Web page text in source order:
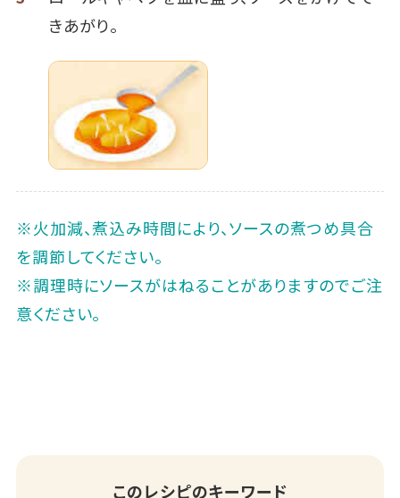
きあがり。
※火加減、煮込み時間により、ソースの煮つめ具合
を調節してください。
※調理時にソースがはねることがありますのでご注
意ください。
このレシピのキーワード